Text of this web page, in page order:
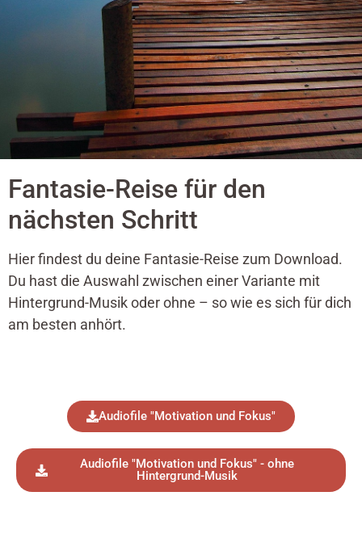
Fantasie-Reise für den
nächsten Schritt
Hier findest du deine Fantasie-Reise zum Download.
Du hast die Auswahl zwischen einer Variante mit
Hintergrund-Musik oder ohne – so wie es sich für dich
am besten anhört.
Audiofile "Motivation und Fokus"
Audiofile "Motivation und Fokus" - ohne
Hintergrund-Musik